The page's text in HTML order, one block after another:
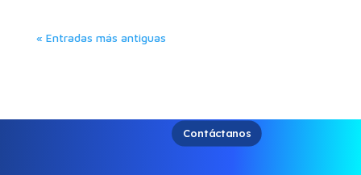
« Entradas más antiguas
Contáctanos